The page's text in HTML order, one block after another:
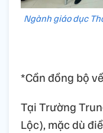
Ngành giáo dục
*Cần đồng bộ
Tại Trường
Lộc), mặc dù